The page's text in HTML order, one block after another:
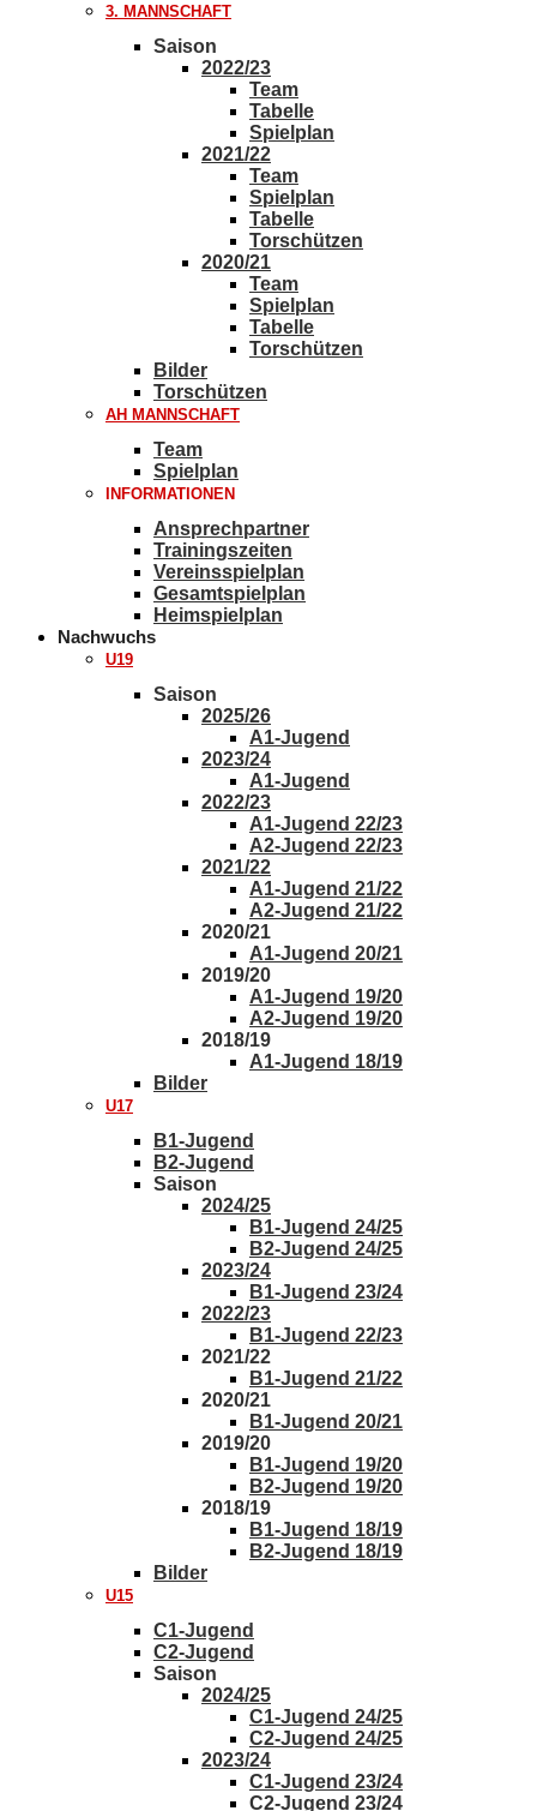
3. MANNSCHAFT
Saison
2022/23
Team
Tabelle
Spielplan
2021/22
Team
Spielplan
Tabelle
Torschützen
2020/21
Team
Spielplan
Tabelle
Torschützen
Bilder
Torschützen
AH MANNSCHAFT
Team
Spielplan
INFORMATIONEN
Ansprechpartner
Trainingszeiten
Vereinsspielplan
Gesamtspielplan
Heimspielplan
Nachwuchs
U19
Saison
2025/26
A1-Jugend
2023/24
A1-Jugend
2022/23
A1-Jugend 22/23
A2-Jugend 22/23
2021/22
A1-Jugend 21/22
A2-Jugend 21/22
2020/21
A1-Jugend 20/21
2019/20
A1-Jugend 19/20
A2-Jugend 19/20
2018/19
A1-Jugend 18/19
Bilder
U17
B1-Jugend
B2-Jugend
Saison
2024/25
B1-Jugend 24/25
B2-Jugend 24/25
2023/24
B1-Jugend 23/24
2022/23
B1-Jugend 22/23
2021/22
B1-Jugend 21/22
2020/21
B1-Jugend 20/21
2019/20
B1-Jugend 19/20
B2-Jugend 19/20
2018/19
B1-Jugend 18/19
B2-Jugend 18/19
Bilder
U15
C1-Jugend
C2-Jugend
Saison
2024/25
C1-Jugend 24/25
C2-Jugend 24/25
2023/24
C1-Jugend 23/24
C2-Jugend 23/24